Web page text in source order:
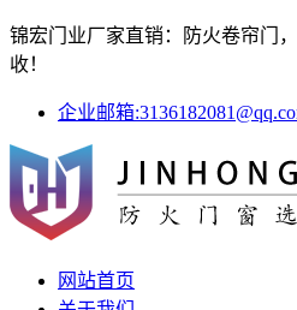
锦宏门业厂家直销：防火卷帘门
收！
企业邮箱
网站首页